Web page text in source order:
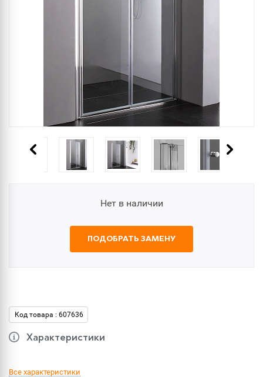
Нет в наличии
ПОДОБРАТЬ ЗАМЕНУ
Код товара : 607636
Характеристики
Все характеристики